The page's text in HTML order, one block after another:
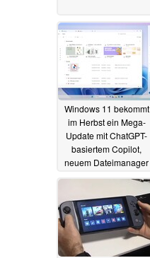
Windows 11 bekommt
im Herbst ein Mega-
Update mit ChatGPT-
basiertem Copilot,
neuem Dateimanager
und mehr24.05.2023